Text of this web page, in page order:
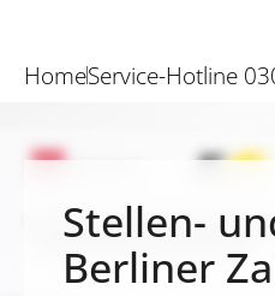
HomeService-Hotline
Stellen-
Berliner